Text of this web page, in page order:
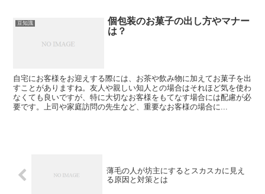
豆知識
個包装のお菓子の出し方やマナー
は？
自宅にお客様をお迎えする際には、お茶や飲み物に加えてお菓子を出
すことがありますね。友人や親しい知人との場合はそれほど気を使わ
なくても良いですが、特に大切なお客様をもてなす場合には配慮が必
要です。上司や家庭訪問の先生など、重要なお客様の場合に...
薄毛の人が坊主にするとスカスカに見え
る原因と対策とは